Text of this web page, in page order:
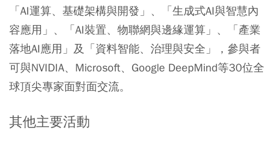
「AI運算、基礎架構與開發」、「生成式AI與智慧內
容應用」、「AI裝置、物聯網與邊緣運算」、「產業
落地AI應用」及「資料智能、治理與安全」，參與者
可與NVIDIA、Microsoft、Google DeepMind等30位全
球頂尖專家面對面交流。
其他主要活動